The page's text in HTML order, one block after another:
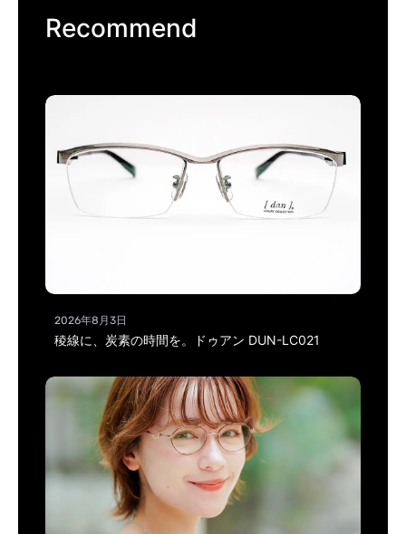
Recommend
2026年8月3日
稜線に、炭素の時間を。ドゥアン DUN-LC021